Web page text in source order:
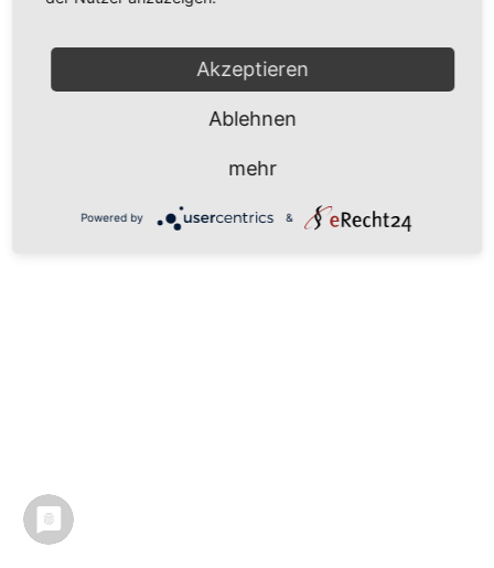
Akzeptieren
Ablehnen
mehr
Powered by &